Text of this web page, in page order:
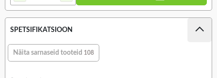
SPETSIFIKATSIOON
Näita sarnaseid tooteid 108